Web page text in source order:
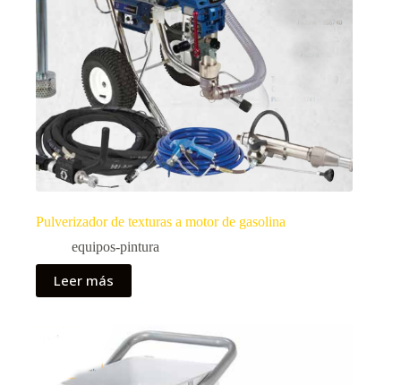
Pulverizador de texturas a motor de gasolina
equipos-pintura
Leer más